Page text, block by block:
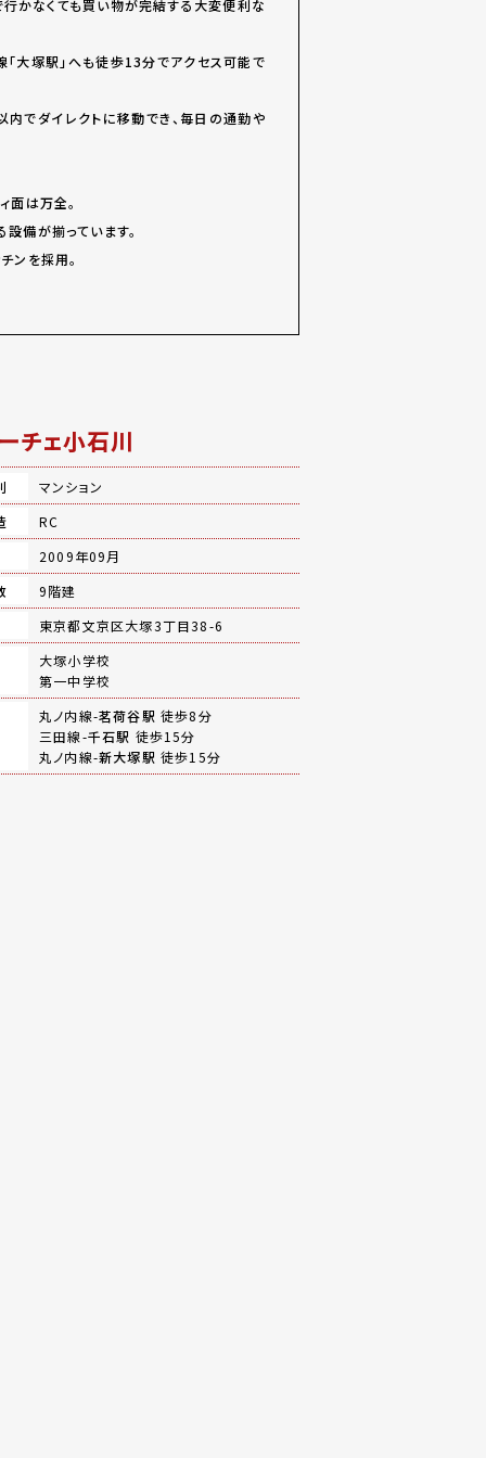
行かなくても買い物が完結する大変便利な
「大塚駅」へも徒歩13分でアクセス可能で
内でダイレクトに移動でき、毎日の通勤や
面は万全。
備が揃っています。
ンを採用。
チェ小石川
マンション
RC
2009年09月
9階建
東京都文京区大塚3丁目38-6
大塚小学校
第一中学校
丸ノ内線-茗荷谷駅 徒歩8分
三田線-千石駅 徒歩15分
丸ノ内線-新大塚駅 徒歩15分